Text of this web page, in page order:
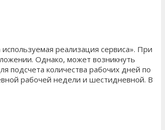
реализация сервиса». При
Однако, может возникнуть
подсчета количества рабочих дней по
рабочей недели и шестидневной. В